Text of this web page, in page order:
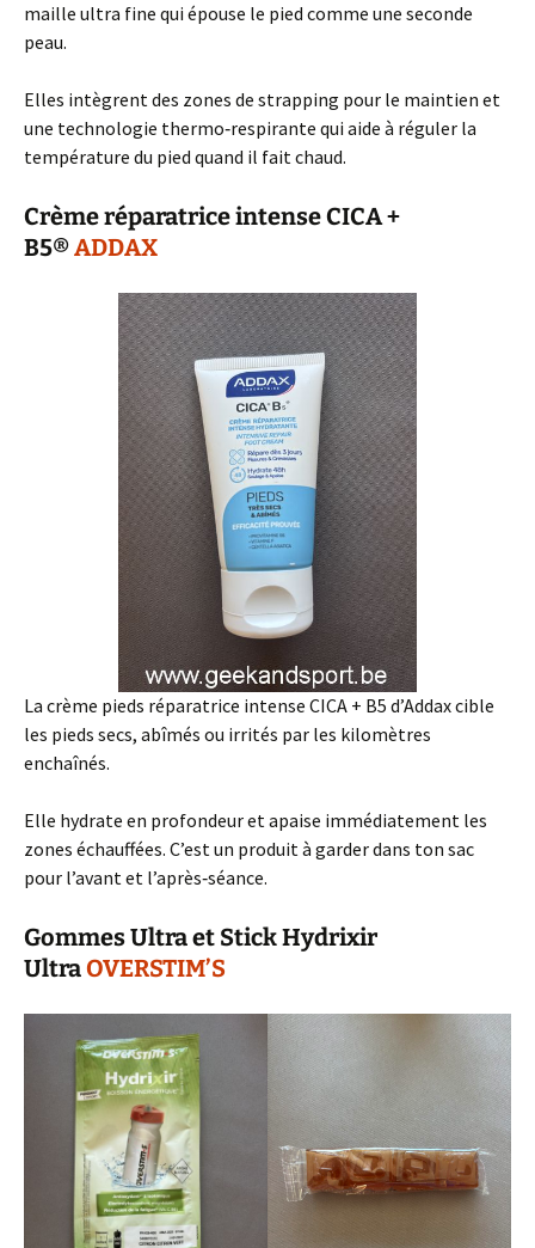
maille ultra fine qui épouse le pied comme une seconde
peau.
Elles intègrent des zones de strapping pour le maintien et
une technologie thermo‑respirante qui aide à réguler la
température du pied quand il fait chaud.
Crème réparatrice intense CICA +
B5®ADDAX
La crème pieds réparatrice intense CICA + B5 d’Addax cible
les pieds secs, abîmés ou irrités par les kilomètres
enchaînés.
Elle hydrate en profondeur et apaise immédiatement les
zones échauffées. C’est un produit à garder dans ton sac
pour l’avant et l’après‑séance.
Gommes Ultra et Stick Hydrixir
UltraOVERSTIM’S